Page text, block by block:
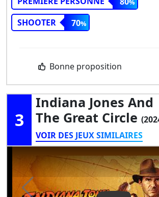
SHOOTER
70
Bonne proposition
3
Indiana Jones And
The Great Circle
VOIR DES JEUX SIMILAIRES